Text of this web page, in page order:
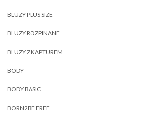
BLUZY PLUS SIZE
BLUZY ROZPINANE
BLUZY Z KAPTUREM
BODY
BODY BASIC
BORN2BE FREE